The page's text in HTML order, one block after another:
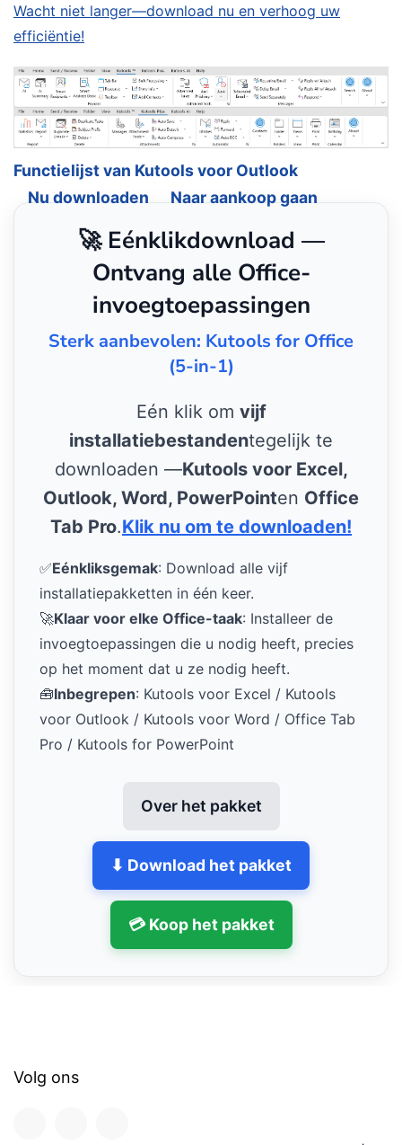
Wacht niet langer—download nu en verhoog uw
efficiëntie!
Functielijst van Kutools voor Outlook
Nu downloaden
Naar aankoop gaan
🚀 Eénklikdownload —
Ontvang alle Office-
invoegtoepassingen
Sterk aanbevolen: Kutools for Office
(5-in-1)
Eén klik om vijf
installatiebestandentegelijk te
downloaden —Kutools voor Excel,
Outlook, Word, PowerPointen Office
Tab Pro.Klik nu om te downloaden!
✅Eénkliksgemak: Download alle vijf
installatiepakketten in één keer.
🚀Klaar voor elke Office-taak: Installeer de
invoegtoepassingen die u nodig heeft, precies
op het moment dat u ze nodig heeft.
🧰Inbegrepen: Kutools voor Excel / Kutools
voor Outlook / Kutools voor Word / Office Tab
Pro / Kutools for PowerPoint
Over het pakket
⬇ Download het pakket
💳 Koop het pakket
Volg ons